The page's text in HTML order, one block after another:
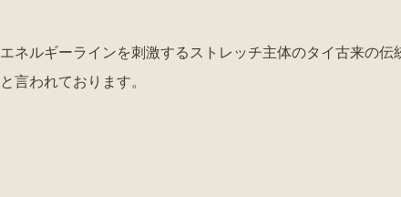
ネルギーラインを刺激するストレッチ主体のタイ古来の
言われております。